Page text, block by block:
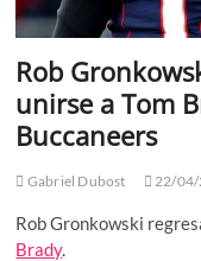
Rob
unirse a Tom
Buccaneers
Gabriel Dubost 22/
Rob Gronkowski
Brady.